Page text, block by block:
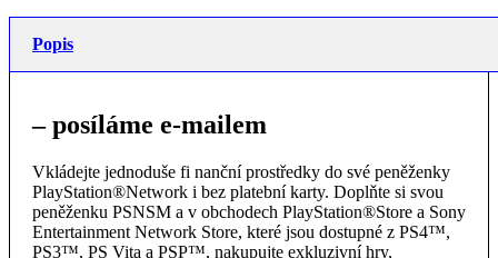
Popis
– posíláme e-mailem
Vkládejte jednoduše fi nanční prostředky do své peněženky
PlayStation®Network i bez platební karty. Doplňte si svou
peněženku PSNSM a v obchodech PlayStation®Store a Sony
Entertainment Network Store, které jsou dostupné z PS4™,
PS3™, PS Vita a PSP™, nakupujte exkluzivní hry,